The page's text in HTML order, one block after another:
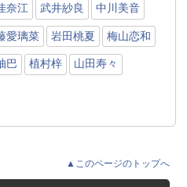
奈江 武井紗良 中川美音
愛璃菜 岩田桃夏 梅山恋和
巴 植村梓 山田寿々
▲このページのトップへ